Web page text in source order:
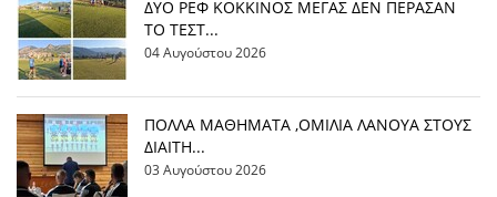
ΔΥΟ ΡΕΦ ΚΟΚΚΙΝΟΣ ΜΕΓΑΣ ΔΕΝ ΠΕΡΑΣΑΝ
ΤΟ ΤΕΣΤ...
04 Αυγούστου 2026
ΠΟΛΛΑ ΜΑΘΗΜΑΤΑ ,ΟΜΙΛΙΑ ΛΑΝΟΥΑ ΣΤΟΥΣ
ΔΙΑΙΤΗ...
03 Αυγούστου 2026